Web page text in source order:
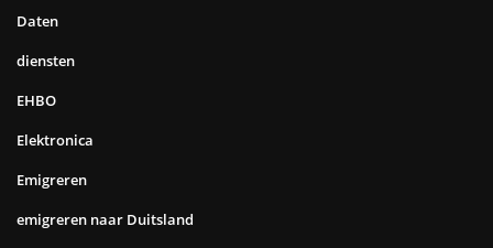
Daten
diensten
EHBO
Elektronica
Emigreren
emigreren naar Duitsland